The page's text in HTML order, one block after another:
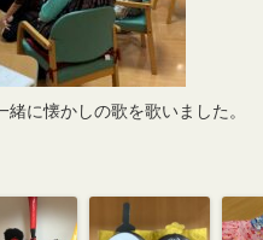
に懐かしの歌を歌いました。